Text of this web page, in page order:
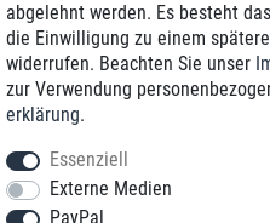
+49
abgelehnt werden. Es besteht
die Einwilligung zu einem
widerrufen. Beachten Sie unser
zur Verwendung
erklärung.
Essenziell
Externe Medien
PayPal